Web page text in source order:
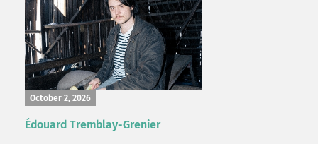
October 2, 2026
Édouard Tremblay-Grenier